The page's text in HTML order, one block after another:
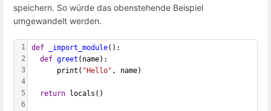
speichern. So würde das obenstehende Beispiel
umgewandelt werden.
1
2
3
4
5
6
def _import_module():
def greet (name):
      print(
"Hello" , name)
return locals()